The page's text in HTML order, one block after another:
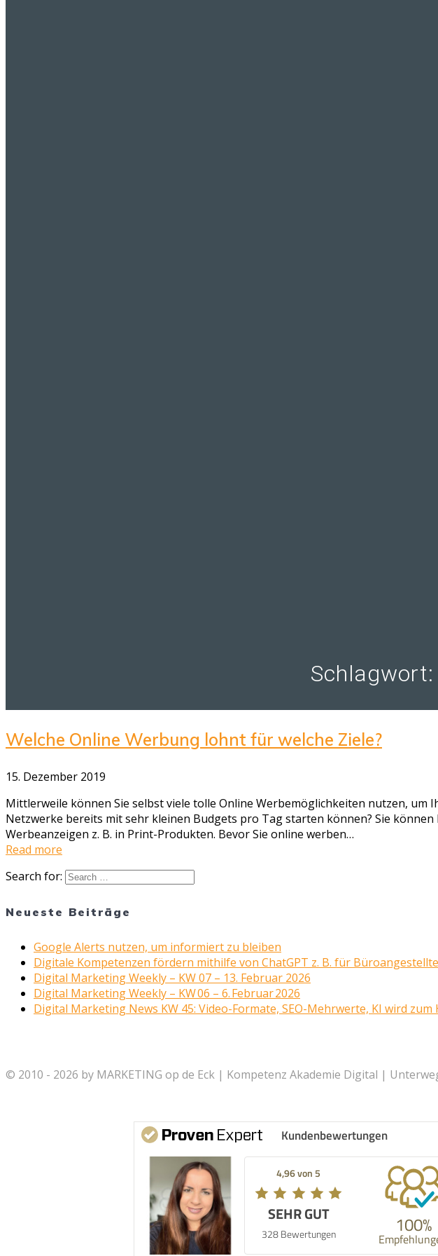
Schlagwort:
Welche Online Werbung lohnt für welche Ziele?
15. Dezember 2019
Mittlerweile können Sie selbst viele tolle Online Werbemöglichkeiten nutzen, um
Netzwerke bereits mit sehr kleinen Budgets pro Tag starten können? Sie
Werbeanzeigen z. B. in Print-Produkten. Bevor Sie online werben…
Read more
Search for:
Neueste Beiträge
Google Alerts nutzen, um informiert zu bleiben
Digitale Kompetenzen fördern mithilfe von ChatGPT z. B. für
Digital Marketing Weekly – KW 07 – 13. Februar 2026
Digital Marketing Weekly – KW 06 – 6. Februar 2026
Digital Marketing News KW 45: Video-Formate, SEO-Mehrwerte, KI wird
© 2010 - 2026 by MARKETING op de Eck | Kompetenz Akademie Digital |
Kundenbewertungen
4,96 von 5
SEHR GUT
328 Bewertungen 100%